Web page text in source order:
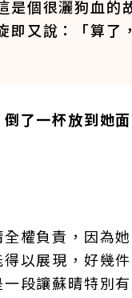
是個很灑狗血
又說：「算了
了一杯放到她
權負責，因為
以展現，好幾
段讓蘇晴特別